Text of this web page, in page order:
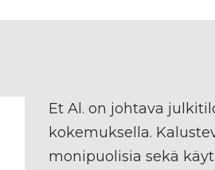
Et Al. on johtava
kokemuksella.
monipuolisia sekä